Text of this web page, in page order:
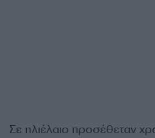
Σε ηλιέλαιο προσέθεταν